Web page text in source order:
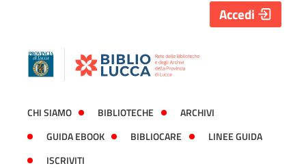
CHI SIAMO BIBLIOTECHE
ARCHIVI
GUIDA EBOOK
BIBLIOCARE
LINEE GUIDA
ISCRIVITI
Accedi